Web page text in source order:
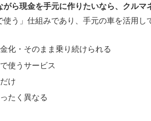
がら現金を手元に作りたいなら、クルマ
う」仕組みであり、手元の車を活用し
化・そのまま乗り続けられる
使うサービス
け
たく異なる